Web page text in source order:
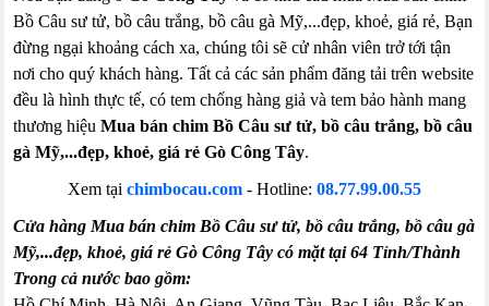
Bồ Câu sư tử, bồ câu trắng, bồ câu gà Mỹ,...đẹp, khoẻ, giá rẻ, Bạn
đừng ngại khoảng cách xa, chúng tôi sẽ cử nhân viên trở tới tận
nơi cho quý khách hàng. Tất cả các sản phẩm đăng tải trên website
đều là hình thực tế, có tem chống hàng giả và tem bảo hành mang
thương hiệuMua bán chim Bồ Câu sư tử, bồ câu trắng, bồ câu
gà Mỹ,...đẹp, khoẻ, giá rẻ Gò Công Tây.
Xem tại chimbocau.com - Hotline: 08.77.99.00.55
Cửa hàng Mua bán chim Bồ Câu sư tử, bồ câu trắng, bồ câu gà
Mỹ,...đẹp, khoẻ, giá rẻ Gò Công Tây có mặt tại 64 Tỉnh/Thành
Trong cả nước bao gồm: